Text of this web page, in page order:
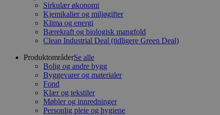
Sirkulær økonomi
Kjemikalier og miljøgifter
Klima og energi
Bærekraft og biologisk mangfold
Clean Industrial Deal (tidligere Green Deal)
ProduktområderSe alle
Bolig og andre bygg
Byggevarer og materialer
Fond
Klær og tekstiler
Møbler og innredninger
Personlig pleie og hygiene